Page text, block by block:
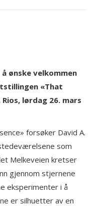
ønske velkommen
«That
lørdag 26. mars
forsøker David A.
som
Melkeveien kretser
gjennom stjernene
eksperimenter i å
er silhuetter av en